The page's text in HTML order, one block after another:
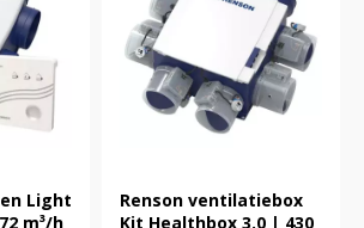
Light
m³/h
Renson ventilatiebox
Kit Healthbox 3.0 | 430